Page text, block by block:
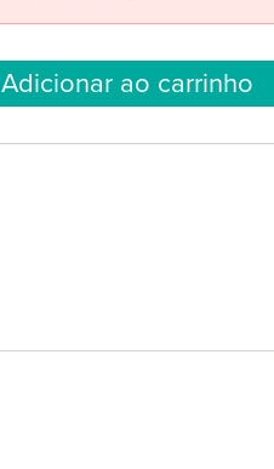
Adicionar ao carrinho